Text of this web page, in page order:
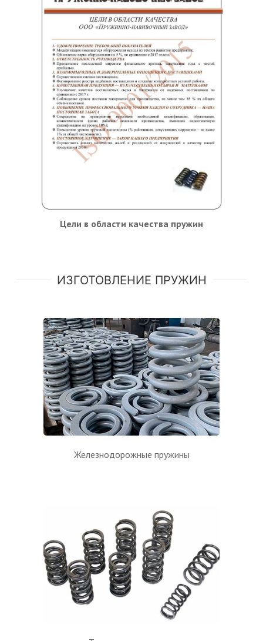
Цели в области качества пружин
ИЗГОТОВЛЕНИЕ ПРУЖИН
Железнодорожные пружины